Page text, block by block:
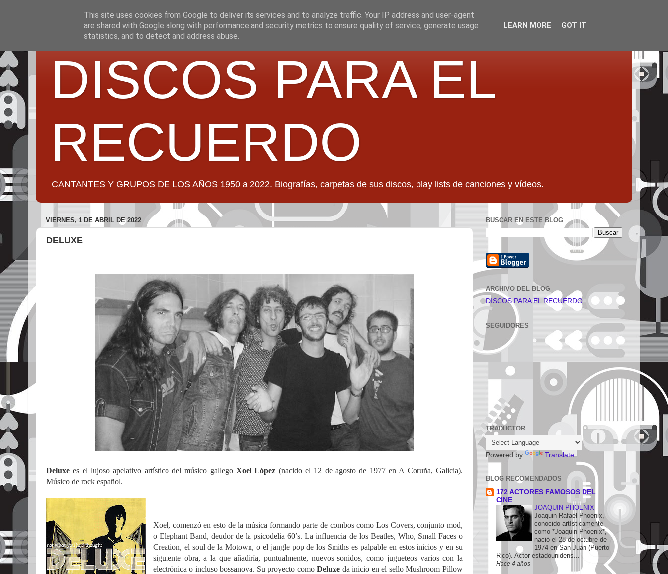
DISCOS PARA EL
RECUERDO
CANTANTES Y GRUPOS DE LOS AÑOS 1950 a 2022. Biografías, carpetas de sus discos, play lists de canciones y vídeos.
VIERNES, 1 DE ABRIL DE 2022
DELUXE
Deluxe es el lujoso apelativo artístico del músico gallego Xoel López (nacido el 12 de agosto de 1977 en A Coruña, Galicia).
Músico de rock español.
Xoel, comenzó en esto de la música formando parte de combos como Los Covers, conjunto mod,
o Elephant Band, deudor de la psicodelia 60’s. La influencia de los Beatles, Who, Small Faces o
Creation, el soul de la Motown, o el jangle pop de los Smiths es palpable en estos inicios y en su
siguiente obra, a la que añadiría, puntualmente, nuevos sonidos, como jugueteos varios con la
electrónica o incluso bossanova. Su proyecto comoDeluxe da inicio en el sello Mushroom Pillow
BUSCAR EN ESTE BLOG
ARCHIVO DEL BLOG
DISCOS PARA EL RECUERDO
SEGUIDORES
TRADUCTOR
Powered by Translate
BLOG RECOMENDADOS
172 ACTORES FAMOSOS DEL
CINE
JOAQUIN PHOENIX -
Joaquin Rafael Phoenix,
conocido artísticamente
como *Joaquin Phoenix*,
nació el 28 de octubre de
1974 en San Juan (Puerto
Rico). Actor estadounidens...
Hace 4 años
This site uses cookies from Google to deliver its services and to analyze traffic. Your IP address and user-agent
are shared with Google along with performance and security metrics to ensure quality of service, generate usage
statistics, and to detect and address abuse.
LEARN MORE GOT IT